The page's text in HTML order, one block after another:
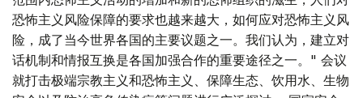
恐怖主义风险保障的要求也越来越大，如何应对恐怖主义风
险，成了当今世界各国的主要议题之一。我们认为，建立对
话机制和情报互换是各国加强合作的重要途径之一。" 会议
就打击极端宗教主义和恐怖主义、保障生态、饮用水、生物